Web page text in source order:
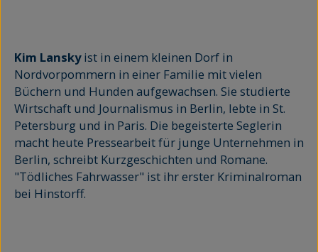
Kim Lanskyist in einem kleinen Dorf in
Nordvorpommern in einer Familie mit vielen
Büchern und Hunden aufgewachsen. Sie studierte
Wirtschaft und Journalismus in Berlin, lebte in St.
Petersburg und in Paris. Die begeisterte Seglerin
macht heute Pressearbeit für junge Unternehmen in
Berlin, schreibt Kurzgeschichten und Romane.
"Tödliches Fahrwasser" ist ihr erster Kriminalroman
bei Hinstorff.